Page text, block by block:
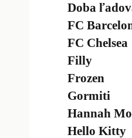
Doba
FC
FC Chelsea
Filly
Frozen
Gormiti
Hannah
Hello Kitty